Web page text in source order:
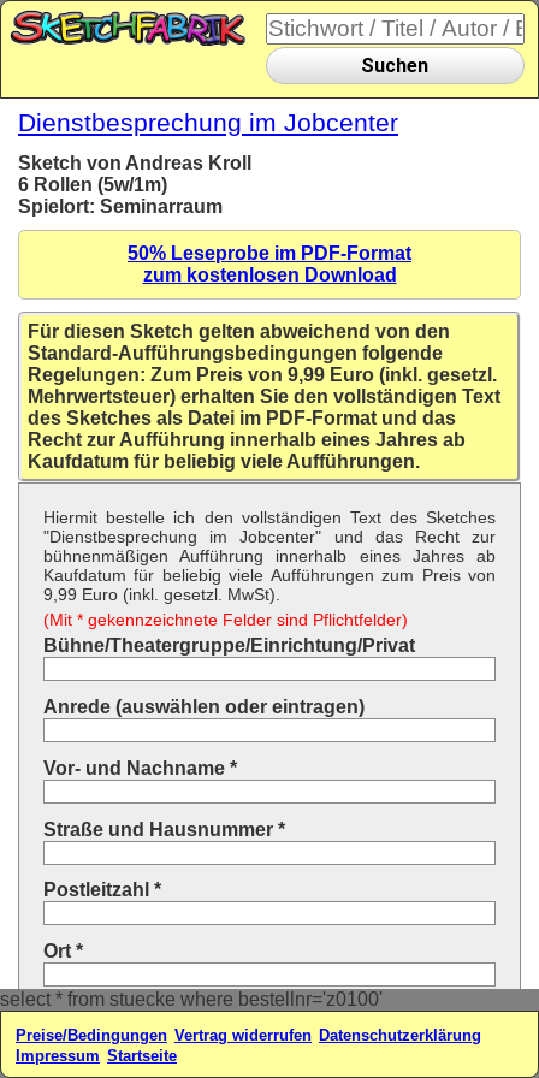
select * from stuecke where bestellnr='z0100'
Suchen
Dienstbesprechung im Jobcenter
Sketch von Andreas Kroll
6 Rollen (5w/1m)
Spielort: Seminarraum
50% Leseprobe im PDF-Format
zum kostenlosen Download
Für diesen Sketch gelten abweichend von den
Standard-Aufführungsbedingungen folgende
Regelungen: Zum Preis von 9,99 Euro (inkl. gesetzl.
Mehrwertsteuer) erhalten Sie den vollständigen Text
des Sketches als Datei im PDF-Format und das
Recht zur Aufführung innerhalb eines Jahres ab
Kaufdatum für beliebig viele Aufführungen.
Hiermit bestelle ich den vollständigen Text des Sketches
"Dienstbesprechung im Jobcenter" und das Recht zur
bühnenmäßigen Aufführung innerhalb eines Jahres ab
Kaufdatum für beliebig viele Aufführungen zum Preis von
9,99 Euro (inkl. gesetzl. MwSt).
(Mit * gekennzeichnete Felder sind Pflichtfelder)
Bühne/Theatergruppe/Einrichtung/Privat
Anrede (auswählen oder eintragen)
Vor- und Nachname *
Straße und Hausnummer *
Postleitzahl *
Ort *
Land * (auswählen oder eintragen)
Ihre E-Mail-Adresse*
Preise/Bedingungen Vertrag widerrufen Datenschutzerklärung
Impressum Startseite